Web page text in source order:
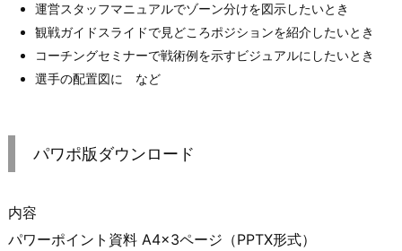
運営スタッフマニュアルでゾーン分けを図示したいとき
観戦ガイドスライドで見どころポジションを紹介したいとき
コーチングセミナーで戦術例を示すビジュアルにしたいとき
選手の配置図に など
パワポ版ダウンロード
内容
パワーポイント資料 A4×3ページ（PPTX形式）